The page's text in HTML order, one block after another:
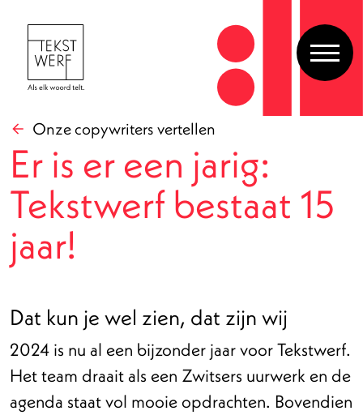
Onze copywriters vertellen
Er is er een jarig:
Tekstwerf bestaat 15
jaar!
Dat kun je wel zien, dat zijn wij
2024 is nu al een bijzonder jaar voor Tekstwerf.
Het team draait als een Zwitsers uurwerk en de
agenda staat vol mooie opdrachten. Bovendien